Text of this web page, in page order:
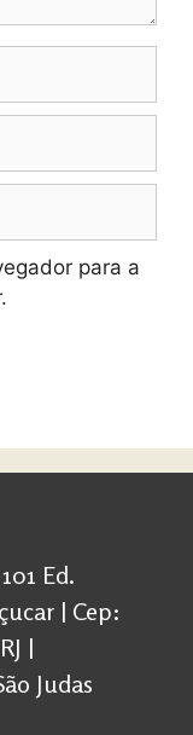
para a
Ed.
| Cep:
|
Judas